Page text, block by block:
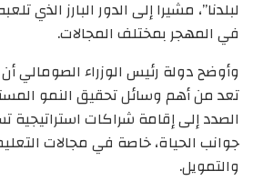
لبلدنا”، مشيرا إلى الدور البارز الذي
في المهجر بمختلف المجالات.
وأوضح دولة رئيس الوزراء الصومالي
تعد من أهم وسائل تحقيق النمو
الصدد إلى إقامة شراكات
جوانب الحياة، خاصة في مجالات
والتمويل.